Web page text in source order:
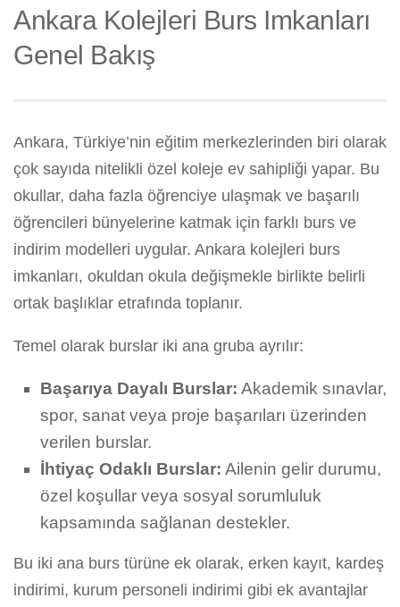
Ankara Kolejleri Burs Imkanları
Genel Bakış
Ankara, Türkiye’nin eğitim merkezlerinden biri olarak
çok sayıda nitelikli özel koleje ev sahipliği yapar. Bu
okullar, daha fazla öğrenciye ulaşmak ve başarılı
öğrencileri bünyelerine katmak için farklı burs ve
indirim modelleri uygular. Ankara kolejleri burs
imkanları, okuldan okula değişmekle birlikte belirli
ortak başlıklar etrafında toplanır.
Temel olarak burslar iki ana gruba ayrılır:
Başarıya Dayalı Burslar: Akademik sınavlar,
spor, sanat veya proje başarıları üzerinden
verilen burslar.
İhtiyaç Odaklı Burslar: Ailenin gelir durumu,
özel koşullar veya sosyal sorumluluk
kapsamında sağlanan destekler.
Bu iki ana burs türüne ek olarak, erken kayıt, kardeş
indirimi, kurum personeli indirimi gibi ek avantajlar